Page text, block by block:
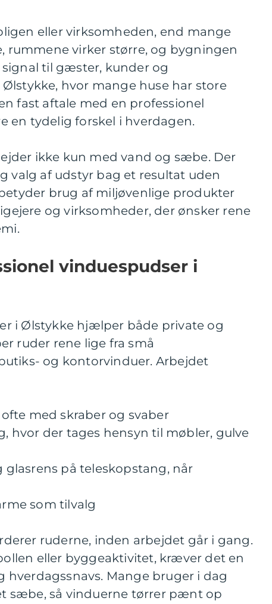
eller virksomheden, end mange
rummene virker større, og bygningen
til gæster, kunder og
hvor mange huse har store
fast aftale med en professionel
en tydelig forskel i hverdagen.
ikke kun med vand og sæbe. Der
valg af udstyr bag et resultat uden
brug af miljøvenlige produkter
og virksomheder, der ønsker rene
vinduespudser i
i Ølstykke hjælper både private og
ruder rene lige fra små
og kontorvinduer. Arbejdet
med skraber og svaber
hvor der tages hensyn til møbler, gulve
glasrens på teleskopstang, når
som tilvalg
ruderne, inden arbejdet går i gang.
eller byggeaktivitet, kræver det en
Mange bruger i dag
sæbe, så vinduerne tørrer pænt op